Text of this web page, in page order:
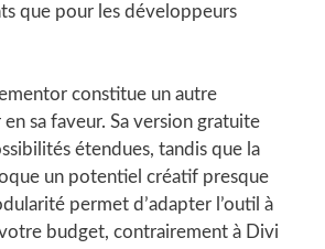
que pour les développeurs
constitue un autre
sa faveur. Sa version gratuite
étendues, tandis que la
un potentiel créatif presque
permet d’adapter l’outil à
budget, contrairement à Divi